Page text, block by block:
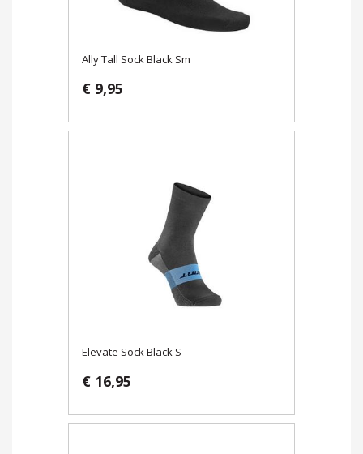
Ally Tall Sock Black Sm
€ 9,95
Elevate Sock Black S
€ 16,95